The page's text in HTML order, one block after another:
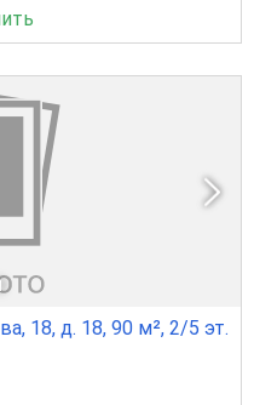
18, д. 18, 90 м², 2/5 эт.